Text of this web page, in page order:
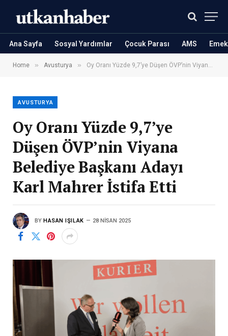
Ana Sayfa Sosyal Yardımlar Çocuk Parası AMS
Home » Avusturya » Oy Oranı Yüzde 9,7’ye Düşen ÖVP’nin Viyana Belediye Başkanı Adayı Karl Mahrer İstifa Etti
AVUSTURYA
Oy Oranı Yüzde 9,7’ye
Düşen ÖVP’nin Viyana
Belediye Başkanı Adayı
Karl Mahrer İstifa Etti
BY HASAN IŞILAK 28 NISAN 2025